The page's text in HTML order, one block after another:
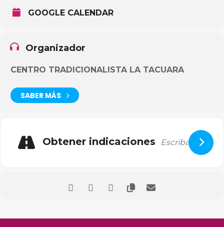
GOOGLE CALENDAR
Organizador
CENTRO TRADICIONALISTA LA TACUARA
SABER MÁS
Obtener indicaciones